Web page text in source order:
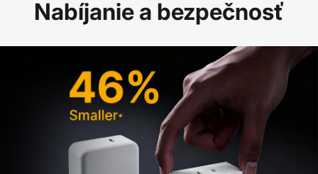
Nabíjanie a bezpečnosť